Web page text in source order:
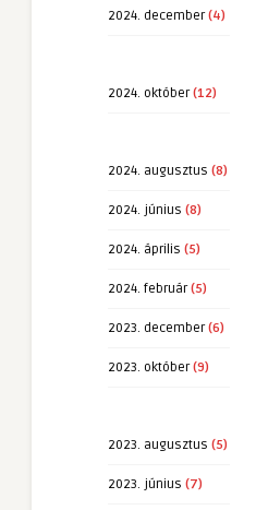
2024. december(4)
2024. október(12)
2024. augusztus (8)
2024. június (8)
2024. április (5)
2024. február(5)
2023. december(6)
2023. október(9)
2023. augusztus (5)
2023. június (7)